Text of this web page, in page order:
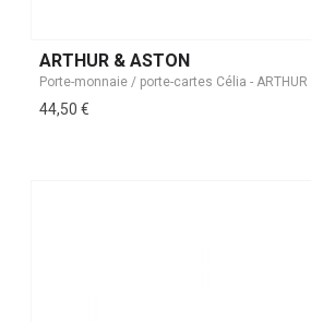
ARTHUR & ASTON
44,50 €